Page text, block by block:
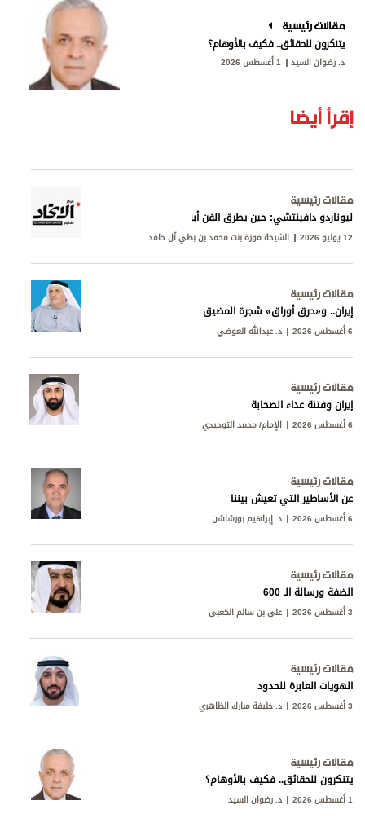
مقالات رئيسية
يتنكرون للحقائق.. فكيف بالأوهام؟
د. رضوان السيد 1 أغسطس 2026
إقرأ أيضا
مقالات رئيسية
ليوناردو دافينتشي: حين يطرق الفن أبواب المعرفة
12 يوليو 2026 الشيخة موزة بنت محمد بن بطي آل حامد
مقالات رئيسية
إيران.. و«حرق أوراق» شجرة المضيق
6 أغسطس 2026 د. عبدالله العوضي
مقالات رئيسية
إيران وفتنة عداء الصحابة
6 أغسطس 2026 الإمام/ محمد التوحيدي
مقالات رئيسية
عن الأساطير التي تعيش بيننا
6 أغسطس 2026 د. إبراهيم بورشاشن
مقالات رئيسية
الضفة ورسالة الـ 600
3 أغسطس 2026 علي بن سالم الكعبي
مقالات رئيسية
الهويات العابرة للحدود
3 أغسطس 2026 د. خليفة مبارك الظاهري
مقالات رئيسية
يتنكرون للحقائق.. فكيف بالأوهام؟
1 أغسطس 2026 د. رضوان السيد